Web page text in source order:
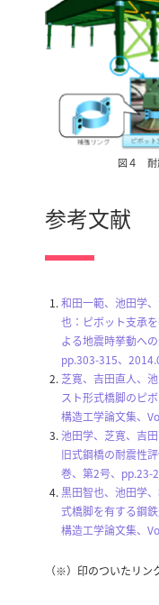
図４ 耐
参考文献
和田一範、池田学
也：ピボット支承
よる地震時挙動へ
pp.303-315、
芝寛、吉田直人、
スト形式橋脚のピ
構造工学論文集、
池田学、芝寛、吉
旧式鋼橋の耐震性
巻、第2号、pp.23-
黒田智也、池田学
式橋脚を有する鋼
構造工学論文集、
（※）印のついたリン